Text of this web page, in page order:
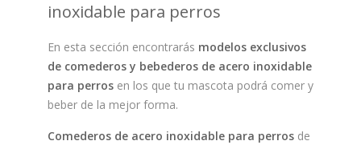
inoxidable para perros
En esta sección encontrarás modelos exclusivos
de comederos y bebederos de acero inoxidable
para perros en los que tu mascota podrá comer y
beber de la mejor forma.
Comederos de acero inoxidable para perros de